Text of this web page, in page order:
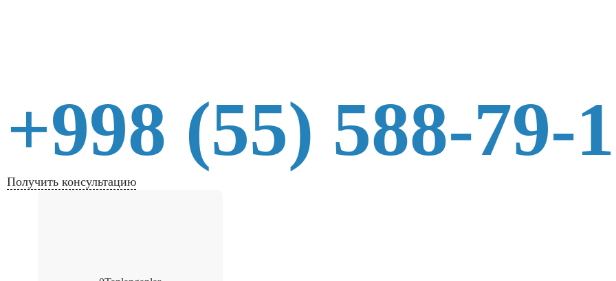
+998 (55) 588-79-
Получить консультацию